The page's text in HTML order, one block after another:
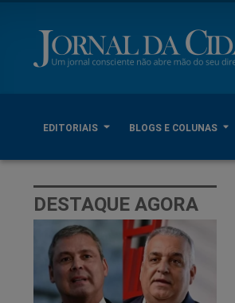
EDITORIAIS BLOGS E COLUNAS
DESTAQUE AGORA